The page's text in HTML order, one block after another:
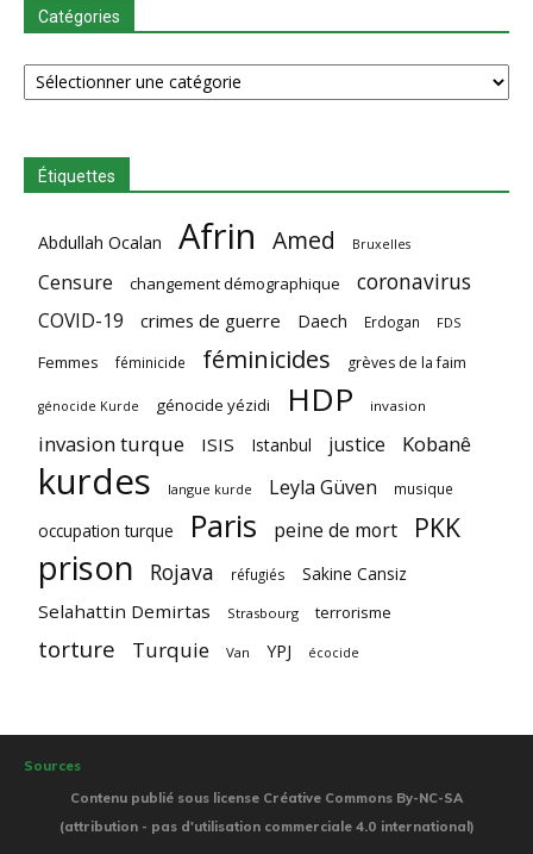
Catégories
Catégories
Étiquettes
Abdullah Ocalan Afrin Amed Bruxelles
Censure changement démographique coronavirus
COVID-19 crimes de guerre Daech Erdogan FDS
Femmes féminicide féminicides grèves de la faim
génocide Kurde génocide yézidi HDP invasion
invasion turque ISIS Istanbul justice Kobanê
kurdes langue kurde Leyla Güven musique
occupation turque Paris peine de mort PKK
prison Rojava réfugiés Sakine Cansiz
Selahattin Demirtas Strasbourg terrorisme
torture Turquie Van YPJ écocide
Sources
Contenu publié sous license Créative Commons By-NC-SA
(attribution - pas d'utilisation commerciale 4.0 international)